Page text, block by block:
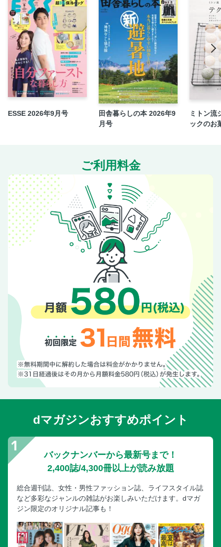
材料別INDEX
奥付
ESSE 2026年9月号
田舎暮らしの本 2026年9
月号
ミトン流
ックのお
ご利用料金
dマガジンおすすめポイント
バックナンバーから最新号まで！
2,400誌/4,300冊以上が読み放題
総合週刊誌、女性・男性ファッション誌、ライフスタイル誌
など多彩なジャンルの雑誌がお楽しみいただけます。dマガ
ジン限定のオリジナル記事も！